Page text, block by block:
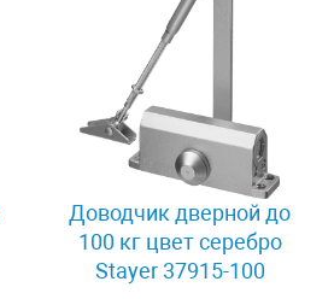
Доводчик дверной до
100 кг цвет серебро
Stayer 37915-100